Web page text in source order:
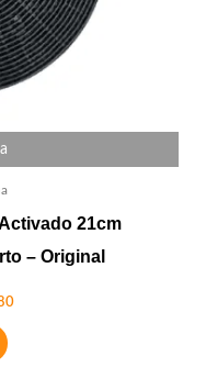
21cm
– Original